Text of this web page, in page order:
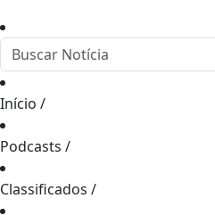
Início /
Podcasts /
Classificados /